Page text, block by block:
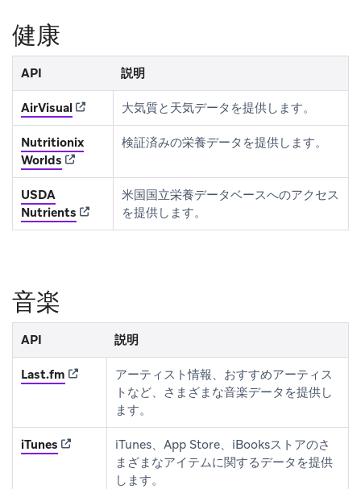
健康
API 説明
AirVisual(opens in new tab)
大気質と天気データを提供します。
Nutritionix
Worlds (opens in new tab)
検証済みの栄養データを提供します。
USDA
Nutrients (opens in new tab)
米国国立栄養データベースへのアクセス
を提供します。
音楽
API 説明
Last.fm (opens in new tab)
アーティスト情報、おすすめアーティス
トなど、さまざまな音楽データを提供し
ます。
iTunes (opens in new tab)iTunes、App Store、iBooksストアのさ
まざまなアイテムに関するデータを提供
します。